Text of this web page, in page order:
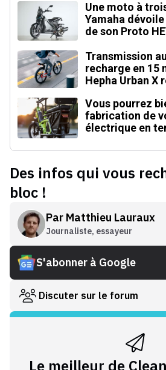
Une moto à
Yamaha
de son Proto
Transmission
recharge en 15
Hepha Urban X
Vous pourrez
fabrication de
électrique en
Des infos qui vous
bloc !
Par Matthieu Lauraux
Journaliste, essayeur
S'abonner à Google
Discuter sur le forum
Le meilleur de